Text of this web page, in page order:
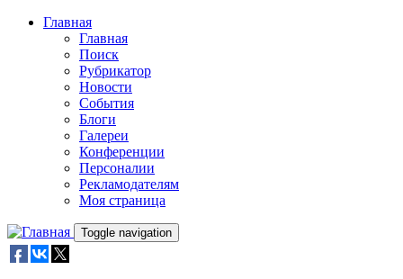
Skip to main content
Главная
Главная
Поиск
Рубрикатор
Новости
События
Блоги
Галереи
Конференции
Персоналии
Рекламодателям
Моя страница
Toggle navigation